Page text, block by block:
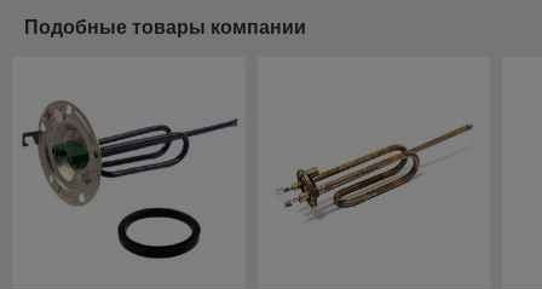
Подобные товары компании